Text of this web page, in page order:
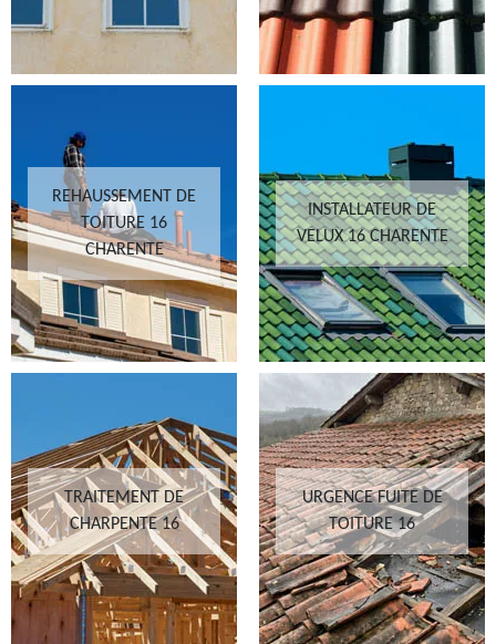
REHAUSSEMENT DE
TOITURE 16
CHARENTE
INSTALLATEUR DE
VELUX 16 CHARENTE
TRAITEMENT DE
CHARPENTE 16
URGENCE FUITE DE
TOITURE 16